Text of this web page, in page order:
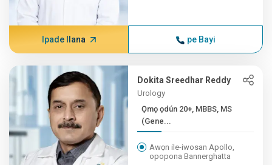
Ipade Ilana pe Bayi
Dokita Sreedhar Reddy
Urology
Ọmọ ọdún 20+, MBBS, MS
(Gene...
Awọn ile-iwosan Apollo,
opopona Bannerghatta